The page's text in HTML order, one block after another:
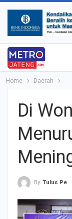
Home Daerah
Di
By Tulus Pe